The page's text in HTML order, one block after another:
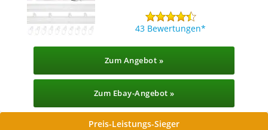
43 Bewertungen
Zum Angebot »
Zum Ebay-Angebot »
Preis-Leistungs-Sieger